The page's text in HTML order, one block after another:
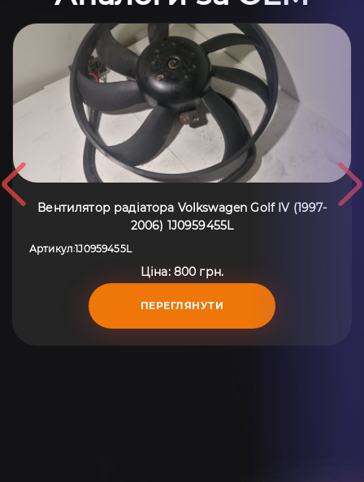
Вентилятор радіатора Volkswagen Golf IV (1997-
2006) 1J0959455L
Артикул:1J0959455L
Ціна: 800 грн.
ПЕРЕГЛЯНУТИ